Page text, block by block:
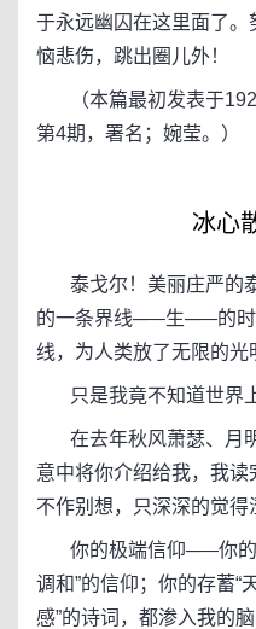
于永远幽囚在这里面了
恼悲伤，跳出圈儿外！
（本篇最初发表于
第4期，署名；婉莹。）
冰心
泰戈尔！美丽庄严的泰
的一条界线─—生─—的时
线，为人类放了无限的光
只是我竟不知道世界
在去年秋风萧瑟、月
意中将你介绍给我，我
不作别想，只深深的觉
你的极端信仰─—你的“
调和”的信仰；你的存蓄“
感”的诗词，都渗入我的